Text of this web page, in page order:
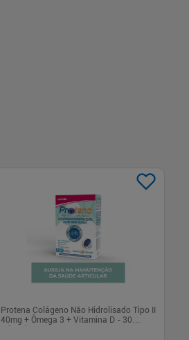
Protena Colágeno Não Hidrolisado Tipo II
40mg + Ômega 3 + Vitamina D - 30